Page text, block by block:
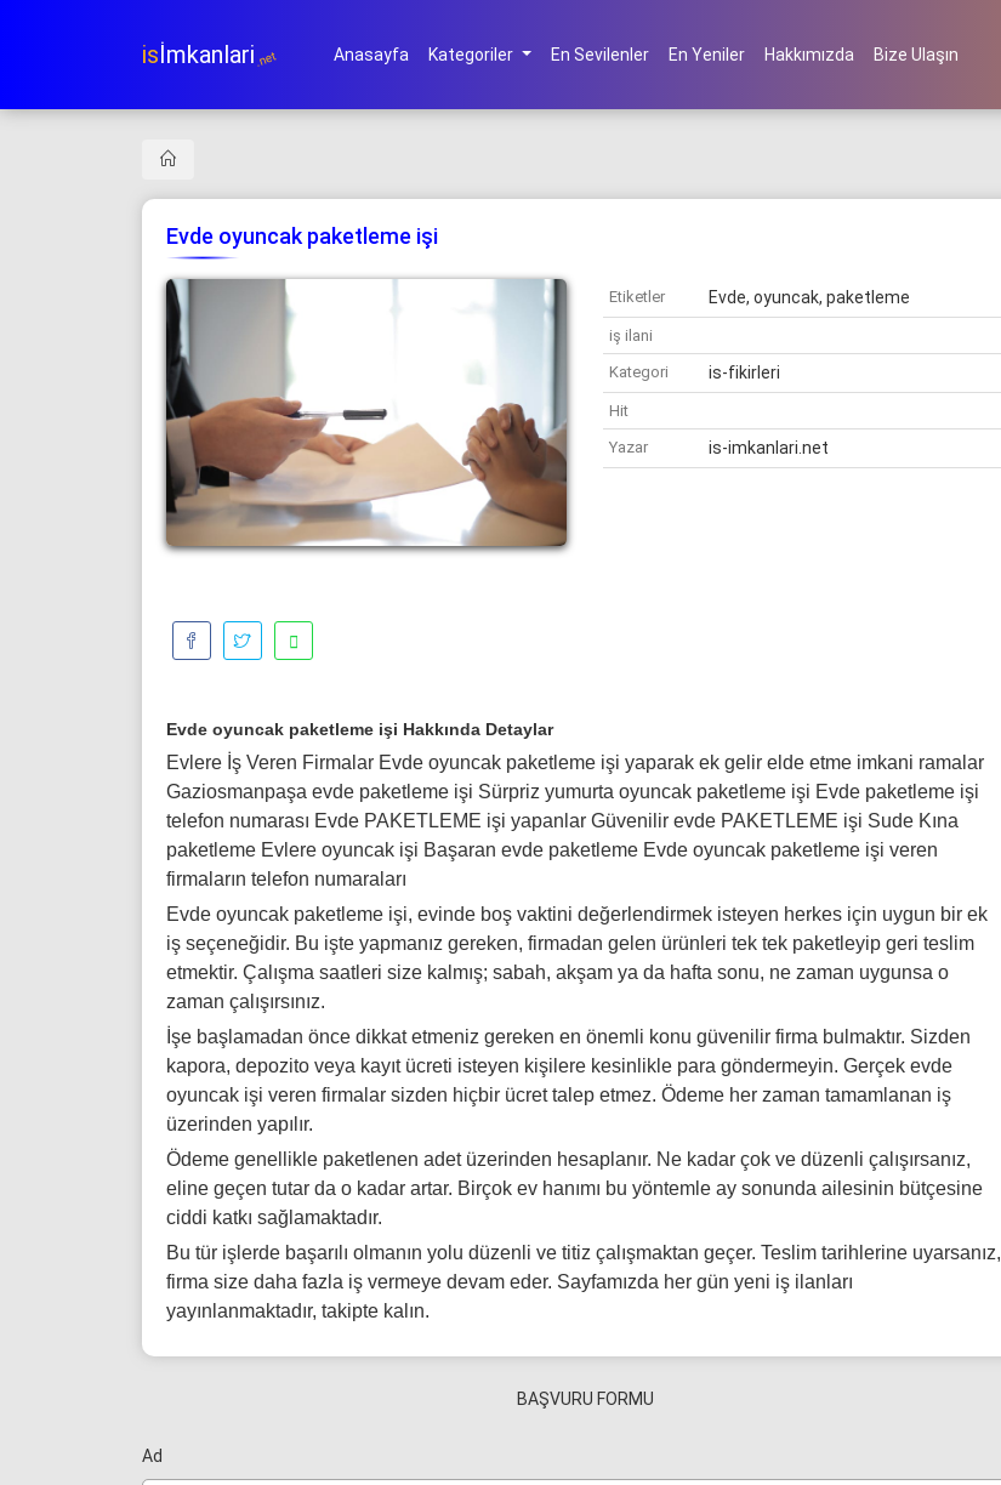
isİmkanlari.net Anasayfa Kategoriler En Sevilenler En Yeniler Hakkımızda Bize Ulaşın
Evde oyuncak paketleme işi
Etiketler Evde, oyuncak, paketleme
iş ilani
Kategori
is-fikirleri
Hit
Yazar
is-imkanlari.net
Evde oyuncak paketleme işi Hakkında Detaylar
Evlere İş Veren Firmalar Evde oyuncak paketleme işi yaparak ek gelir elde etme imkani ramalar
Gaziosmanpaşa evde paketleme işi Sürpriz yumurta oyuncak paketleme işi Evde paketleme işi
telefon numarası Evde PAKETLEME işi yapanlar Güvenilir evde PAKETLEME işi Sude Kına
paketleme Evlere oyuncak işi Başaran evde paketleme Evde oyuncak paketleme işi veren
firmaların telefon numaraları
Evde oyuncak paketleme işi, evinde boş vaktini değerlendirmek isteyen herkes için uygun bir ek
iş seçeneğidir. Bu işte yapmanız gereken, firmadan gelen ürünleri tek tek paketleyip geri teslim
etmektir. Çalışma saatleri size kalmış; sabah, akşam ya da hafta sonu, ne zaman uygunsa o
zaman çalışırsınız.
İşe başlamadan önce dikkat etmeniz gereken en önemli konu güvenilir firma bulmaktır. Sizden
kapora, depozito veya kayıt ücreti isteyen kişilere kesinlikle para göndermeyin. Gerçek evde
oyuncak işi veren firmalar sizden hiçbir ücret talep etmez. Ödeme her zaman tamamlanan iş
üzerinden yapılır.
Ödeme genellikle paketlenen adet üzerinden hesaplanır. Ne kadar çok ve düzenli çalışırsanız,
eline geçen tutar da o kadar artar. Birçok ev hanımı bu yöntemle ay sonunda ailesinin bütçesine
ciddi katkı sağlamaktadır.
Bu tür işlerde başarılı olmanın yolu düzenli ve titiz çalışmaktan geçer. Teslim tarihlerine uyarsanız,
firma size daha fazla iş vermeye devam eder. Sayfamızda her gün yeni iş ilanları
yayınlanmaktadır, takipte kalın.
BAŞVURU FORMU
Ad